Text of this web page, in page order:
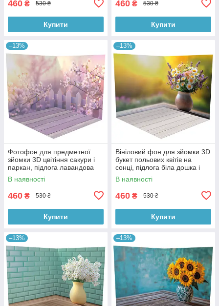
460 ₴ 530 ₴
Купити
460 ₴ 530 ₴
Купити
–13%
Фотофон для предметної
зйомки 3D цвітіння сакури і
паркан, підлога лавандова
дошка і дерево, 50×50 см,
№58616
В наявності
460 ₴ 530 ₴
Купити
–13%
Вініловий фон для зйомки 3D
букет польових квітів на
сонці, підлога біла дошка і
тепле дерево, 50×50 см,
№58617
В наявності
460 ₴ 530 ₴
Купити
–13% –13%